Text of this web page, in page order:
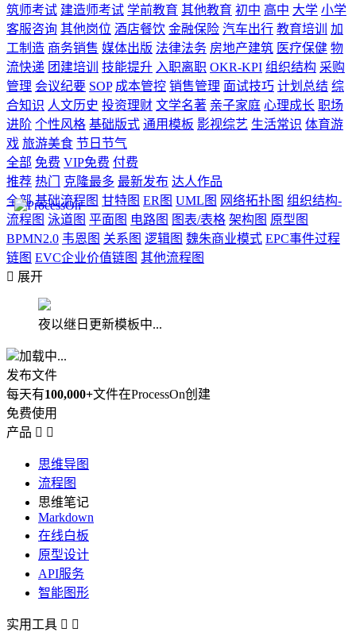
筑师考试 建造师考试 学前教育 其他教育 初中 高中 大学 小学
客服咨询 其他岗位 酒店餐饮 金融保险 汽车出行 教育培训
加
工制造 商务销售 媒体出版 法律法务 房地产建筑 医疗保健 物
流快递 团建培训 技能提升 入职离职 OKR-KPI 组织结构 采购
管理 会议纪要 SOP 成本管控 销售管理 面试技巧 计划总结 综
合知识 人文历史 投资理财 文学名著 亲子家庭 心理成长 职场
进阶 个性风格 基础版式 通用模板 影视综艺 生活常识 体育游
戏 旅游美食 节日节气
全部 免费 VIP免费 付费
推荐 热门 克隆最多 最新发布 达人作品
全部 基础流程图 甘特图 ER图 UML图 网络拓扑图 组织结构-
流程图 泳道图 平面图 电路图 图表/表格 架构图 原型图
BPMN2.0 韦恩图 关系图 逻辑图 魏朱商业模式 EPC事件过程
链图 EVC企业价值链图 其他流程图
 展开
夜以继日更新模板中...
加载中...
发布文件
每天有100,000+文件在ProcessOn创建
免费使用
产品  
思维导图
流程图
思维笔记
Markdown
在线白板
原型设计
API服务
智能图形
实用工具  